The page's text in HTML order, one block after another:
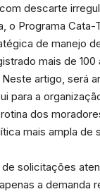
descarte
o Programa
de manejo
mais de
artigo, será
para a
dos
mais ampla de
solicitações
a demanda